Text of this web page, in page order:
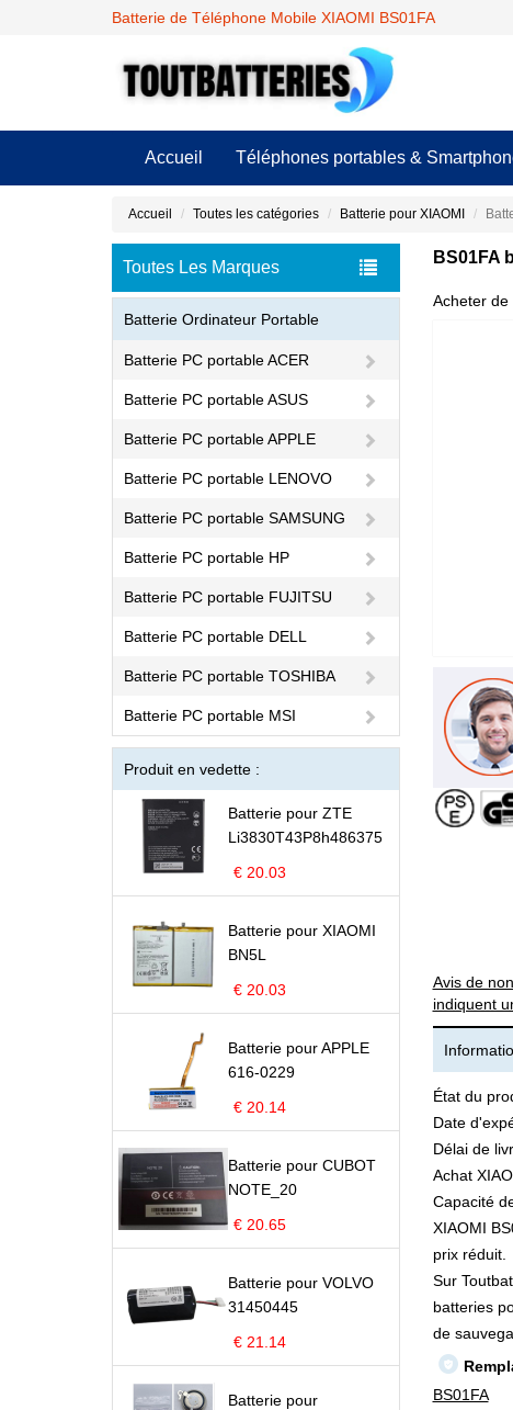
Batterie de Téléphone Mobile XIAOMI BS01FA
Accueil Téléphones portables &
Accueil Toutes les catégories Batterie pour XIAOMI
Toutes Les Marques
Batterie Ordinateur Portable
Batterie PC portable ACER
Batterie PC portable ASUS
Batterie PC portable APPLE
Batterie PC portable LENOVO
Batterie PC portable SAMSUNG
Batterie PC portable HP
Batterie PC portable FUJITSU
Batterie PC portable DELL
Batterie PC portable TOSHIBA
Batterie PC portable MSI
Produit en vedette :
Batterie pour ZTE
Li3830T43P8h486375
€ 20.03
Batterie pour XIAOMI
BN5L
€ 20.03
Batterie pour APPLE
616-0229
€ 20.14
Batterie pour CUBOT
NOTE_20
€ 20.65
Batterie pour VOLVO
31450445
€ 21.14
Batterie pour
BS01FA
Acheter de
Avis de
indiquent
État du
Date
Délai de
Achat
Capacité
XIAOMI
prix réduit.
Sur
batteries
de
BS01FA